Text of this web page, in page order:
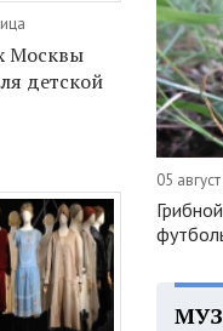
Москвы
детской
05